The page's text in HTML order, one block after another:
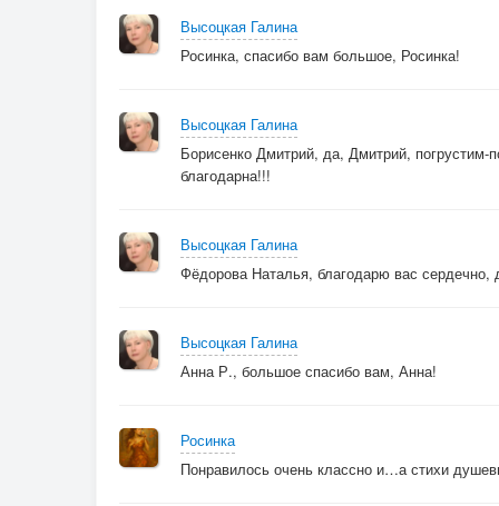
Высоцкая Галина
Росинка, спасибо вам большое, Росинка!
Высоцкая Галина
Борисенко Дмитрий, да, Дмитрий, погрустим-
благодарна!!!
Высоцкая Галина
Фёдорова Наталья, благодарю вас сердечно,
Высоцкая Галина
Анна Р., большое спасибо вам, Анна!
Росинка
Понравилось очень классно и…а стихи